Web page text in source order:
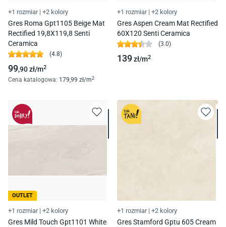
+1 rozmiar | +2 kolory
Gres Roma Gpt1105 Beige Mat
Rectified 19,8X119,8 Senti
Ceramica
(4.8)
99,90zł/m2
Cena katalogowa: 179,99 zł/m2
+1 rozmiar | +2 kolory
Gres Aspen Cream Mat Rectified
60X120 Senti Ceramica
(3.0)
139zł/m2
OUTLET
+1 rozmiar | +2 kolory
Gres Mild Touch Gpt1101 White
+1 rozmiar | +2 kolory
Gres Stamford Gptu 605 Cream